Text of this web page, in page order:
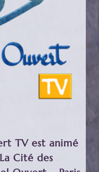
TV est animé
Cité des